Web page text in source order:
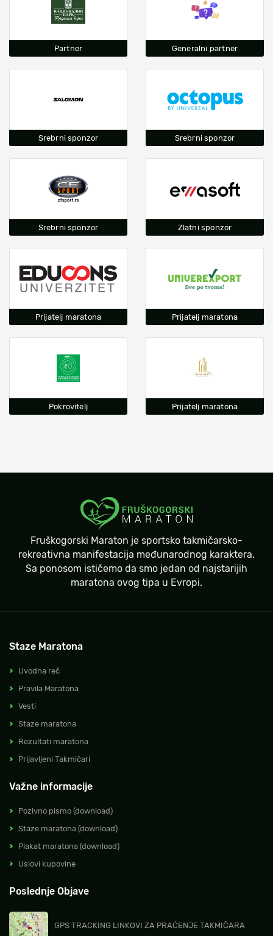
Partner Generalni partner
Srebrni sponzor Srebrni sponzor
Srebrni sponzor Zlatni sponzor
Prijatelj maratona Prijatelj maratona
Pokrovitelj Prijatelj maratona
Fruškogorski Maraton je sportsko takmičarsko-
rekreativna manifestacija međunarodnog karaktera.
Sa ponosom ističemo da smo jedan od najstarijih
maratona ovog tipa u Evropi.
Staze Maratona
Uvodna reč
Pravila Maratona
Vesti
Staze maratona
Rezultati maratona
Prijavljeni Takmičari
Važne informacije
Pozivno pismo (download)
Staze maratona (download)
Plakat maratona (download)
Uslovi kupovine
Poslednje Objave
GPS TRACKING LINKOVI ZA PRAĆENJE TAKMIČARA